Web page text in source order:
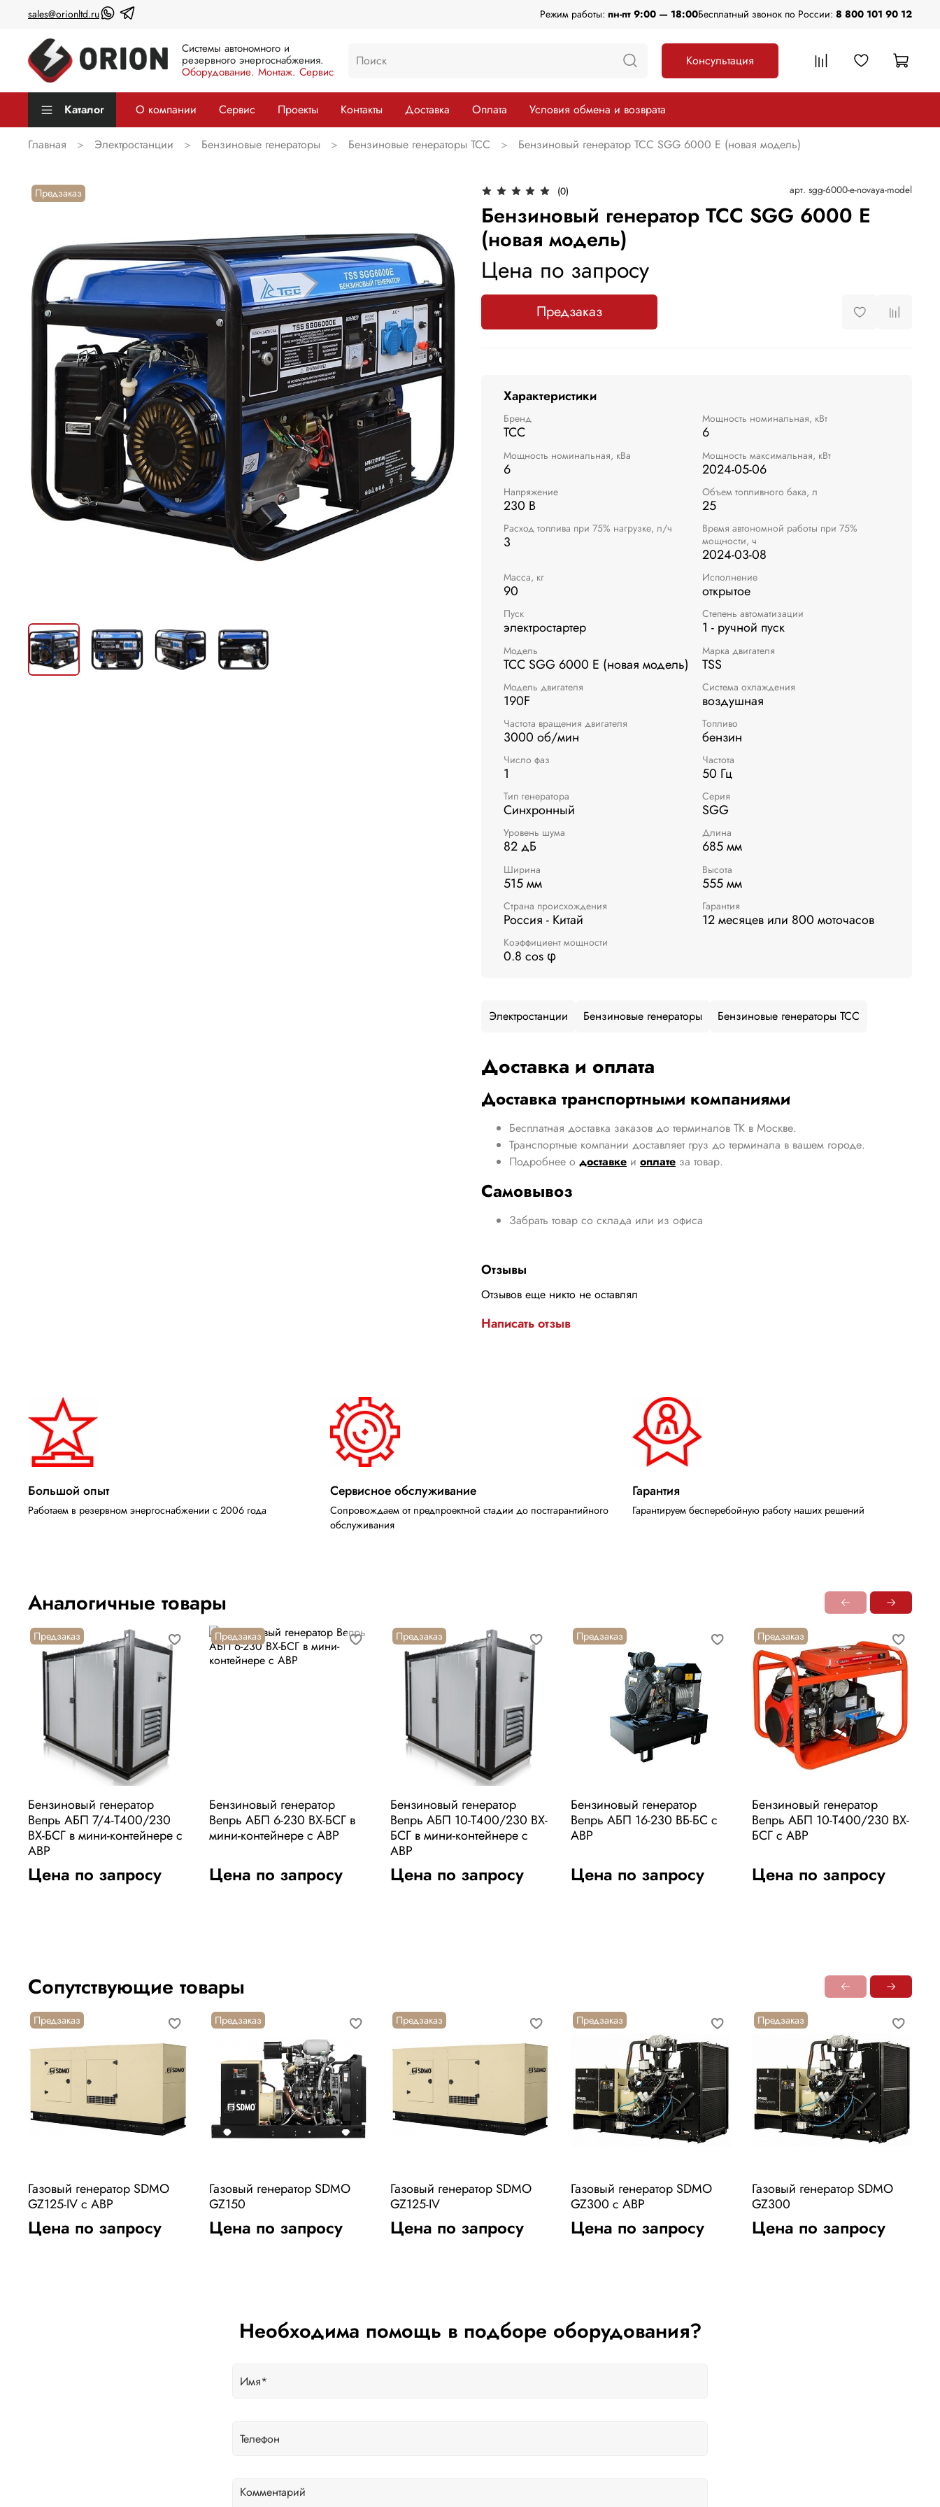
sales@orionltd.ru Режим работы: пн-пт 9:00 — 18:00Бесплатный звонок по России: 8 800 101 90 12
Системы автономного и
резервного энергоснабжения.
Оборудование. Монтаж. Сервис
Консультация
Каталог О компании Сервис Проекты Контакты Доставка Оплата Условия обмена и возврата
Главная Электростанции Бензиновые генераторы Бензиновые генераторы ТСС Бензиновый генератор ТСС SGG 6000 E (новая модель)
Предзаказ (0) арт. sgg-6000-e-novaya-model
Бензиновый генератор ТСС SGG 6000 E
(новая модель)
Цена по запросу
Предзаказ
Характеристики
Бренд
ТСС
Мощность номинальная, кВт
6
Мощность номинальная, кВа
6
Мощность максимальная, кВт
2024-05-06
Напряжение
230 В
Объем топливного бака, л
25
Расход топлива при 75% нагрузке, л/ч
3
Время автономной работы при 75%
мощности, ч
2024-03-08
Масса, кг
90
Исполнение
открытое
Пуск
электростартер
Степень автоматизации
1 - ручной пуск
Модель
ТСС SGG 6000 E (новая модель)
Марка двигателя
TSS
Модель двигателя
190F
Система охлаждения
воздушная
Частота вращения двигателя
3000 об/мин
Топливо
бензин
Число фаз
1
Частота
50 Гц
Тип генератора
Синхронный
Серия
SGG
Уровень шума
82 дБ
Длина
685 мм
Ширина
515 мм
Высота
555 мм
Страна происхождения
Россия - Китай
Гарантия
12 месяцев или 800 моточасов
Коэффициент мощности
0.8 cos φ
Электростанции Бензиновые генераторы Бензиновые генераторы ТСС
Доставка и оплата
Доставка транспортными компаниями
Бесплатная доставка заказов до терминалов ТК в Москве.
Транспортные компании доставляет груз до терминала в вашем городе.
Подробнее о доставке и оплате за товар.
Самовывоз
Забрать товар со склада или из офиса
Отзывы
Отзывов еще никто не оставлял
Написать отзыв
Большой опыт
Работаем в резервном энергоснабжении с 2006 года
Сервисное обслуживание
Сопровождаем от предпроектной стадии до постгарантийного
обслуживания
Гарантия
Гарантируем бесперебойную работу наших решений
Аналогичные товары
Предзаказ
Бензиновый генератор
Вепрь АБП 7/4-Т400/230
ВХ-БСГ в мини-контейнере с
АВР
Цена по запросу
Предзаказ
Бензиновый генератор
Вепрь АБП 6-230 ВХ-БСГ в
мини-контейнере с АВР
Цена по запросу
Предзаказ
Бензиновый генератор
Вепрь АБП 10-Т400/230 ВХ-
БСГ в мини-контейнере с
АВР
Цена по запросу
Предзаказ
Бензиновый генератор
Вепрь АБП 16-230 ВБ-БС с
АВР
Цена по запросу
Предзаказ
Бензиновый генератор
Вепрь АБП 10-Т400/230 ВХ-
БСГ с АВР
Цена по запросу
Сопутствующие товары
Предзаказ
Газовый генератор SDMO
GZ125-IV с АВР
Цена по запросу
Предзаказ
Газовый генератор SDMO
GZ150
Цена по запросу
Предзаказ
Газовый генератор SDMO
GZ125-IV
Цена по запросу
Предзаказ
Газовый генератор SDMO
GZ300 с АВР
Цена по запросу
Предзаказ
Газовый генератор SDMO
GZ300
Цена по запросу
Необходима помощь в подборе оборудования?